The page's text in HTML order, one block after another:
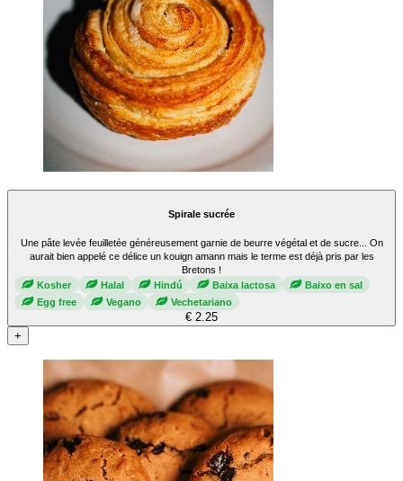
Spirale sucrée
Une pâte levée feuilletée généreusement garnie de beurre végétal et de sucre... On
aurait bien appelé ce délice un kouign amann mais le terme est déjà pris par les
Bretons !
Kosher
Halal Hindú Baixa lactosa
Baixo en sal
Egg free
Vegano Vechetariano
€ 2.25
+